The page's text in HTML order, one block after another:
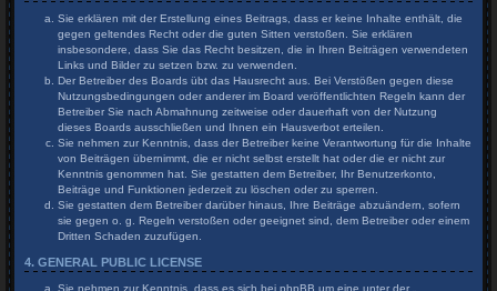
Sie erklären mit der Erstellung eines Beitrags, dass er keine Inhalte enthält, die
gegen geltendes Recht oder die guten Sitten verstoßen. Sie erklären
insbesondere, dass Sie das Recht besitzen, die in Ihren Beiträgen verwendeten
Links und Bilder zu setzen bzw. zu verwenden.
Der Betreiber des Boards übt das Hausrecht aus. Bei Verstößen gegen diese
Nutzungsbedingungen oder anderer im Board veröffentlichten Regeln kann der
Betreiber Sie nach Abmahnung zeitweise oder dauerhaft von der Nutzung
dieses Boards ausschließen und Ihnen ein Hausverbot erteilen.
Sie nehmen zur Kenntnis, dass der Betreiber keine Verantwortung für die Inhalte
von Beiträgen übernimmt, die er nicht selbst erstellt hat oder die er nicht zur
Kenntnis genommen hat. Sie gestatten dem Betreiber, Ihr Benutzerkonto,
Beiträge und Funktionen jederzeit zu löschen oder zu sperren.
Sie gestatten dem Betreiber darüber hinaus, Ihre Beiträge abzuändern, sofern
sie gegen o. g. Regeln verstoßen oder geeignet sind, dem Betreiber oder einem
Dritten Schaden zuzufügen.
4. GENERAL PUBLIC LICENSE
Sie nehmen zur Kenntnis, dass es sich bei phpBB um eine unter der „